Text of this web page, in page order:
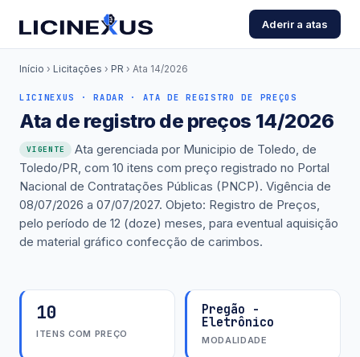
Aderir a atas
Início › Licitações › PR › Ata 14/2026
LICINEXUS · RADAR · ATA DE REGISTRO DE PREÇOS
Ata de registro de preços 14/2026
VIGENTE
Ata gerenciada por Municipio de Toledo, de
Toledo/PR, com 10 itens com preço registrado no Portal
Nacional de Contratações Públicas (PNCP). Vigência de
08/07/2026 a 07/07/2027. Objeto: Registro de Preços,
pelo período de 12 (doze) meses, para eventual aquisição
de material gráfico confecção de carimbos.
10
ITENS COM PREÇO
Pregão -
Eletrônico
MODALIDADE